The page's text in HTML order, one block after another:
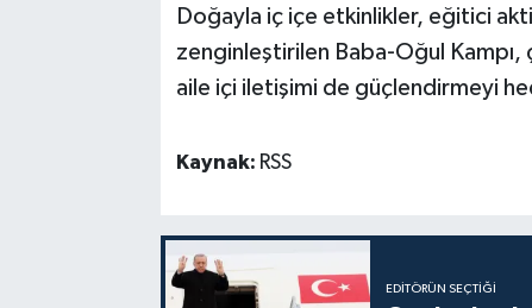
Doğayla iç içe etkinlikler, eğitici
zenginleştirilen Baba-Oğul Kampı,
aile içi iletişimi de güçlendirmeyi
Kaynak: RSS
EDITÖRÜN SEÇTIĞI